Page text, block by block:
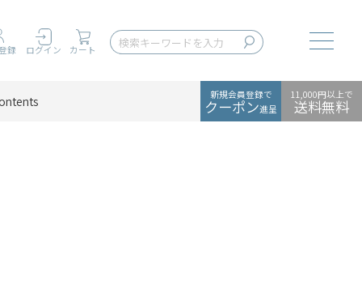
録 ログイン カート
新規会員登録で
クーポン進呈
11,000円以上で
送料無料